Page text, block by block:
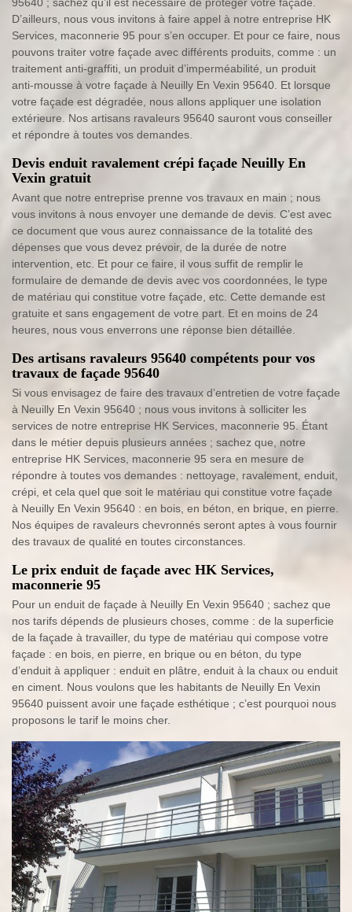
95640 ; sachez qu’il est nécessaire de protéger votre façade.
D’ailleurs, nous vous invitons à faire appel à notre entreprise HK
Services, maconnerie 95 pour s’en occuper. Et pour ce faire, nous
pouvons traiter votre façade avec différents produits, comme : un
traitement anti-graffiti, un produit d’imperméabilité, un produit
anti-mousse à votre façade à Neuilly En Vexin 95640. Et lorsque
votre façade est dégradée, nous allons appliquer une isolation
extérieure. Nos artisans ravaleurs 95640 sauront vous conseiller
et répondre à toutes vos demandes.
Devis enduit ravalement crépi façade Neuilly En
Vexin gratuit
Avant que notre entreprise prenne vos travaux en main ; nous
vous invitons à nous envoyer une demande de devis. C’est avec
ce document que vous aurez connaissance de la totalité des
dépenses que vous devez prévoir, de la durée de notre
intervention, etc. Et pour ce faire, il vous suffit de remplir le
formulaire de demande de devis avec vos coordonnées, le type
de matériau qui constitue votre façade, etc. Cette demande est
gratuite et sans engagement de votre part. Et en moins de 24
heures, nous vous enverrons une réponse bien détaillée.
Des artisans ravaleurs 95640 compétents pour vos
travaux de façade 95640
Si vous envisagez de faire des travaux d’entretien de votre façade
à Neuilly En Vexin 95640 ; nous vous invitons à solliciter les
services de notre entreprise HK Services, maconnerie 95. Étant
dans le métier depuis plusieurs années ; sachez que, notre
entreprise HK Services, maconnerie 95 sera en mesure de
répondre à toutes vos demandes : nettoyage, ravalement, enduit,
crépi, et cela quel que soit le matériau qui constitue votre façade
à Neuilly En Vexin 95640 : en bois, en béton, en brique, en pierre.
Nos équipes de ravaleurs chevronnés seront aptes à vous fournir
des travaux de qualité en toutes circonstances.
Le prix enduit de façade avec HK Services,
maconnerie 95
Pour un enduit de façade à Neuilly En Vexin 95640 ; sachez que
nos tarifs dépends de plusieurs choses, comme : de la superficie
de la façade à travailler, du type de matériau qui compose votre
façade : en bois, en pierre, en brique ou en béton, du type
d’enduit à appliquer : enduit en plâtre, enduit à la chaux ou enduit
en ciment. Nous voulons que les habitants de Neuilly En Vexin
95640 puissent avoir une façade esthétique ; c’est pourquoi nous
proposons le tarif le moins cher.